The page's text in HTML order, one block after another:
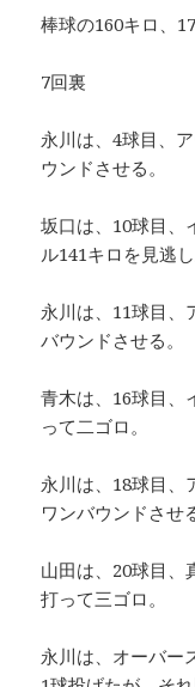
棒球の160キロ、
7回裏
永川は、4球目、
ウンドさせる。
坂口は、10球目、
ル141キロを見逃し
永川は、11球目、
バウンドさせる。
青木は、16球目、
って二ゴロ。
永川は、18球目、
ワンバウンドさせ
山田は、20球目、
打って三ゴロ。
永川は、オーバー